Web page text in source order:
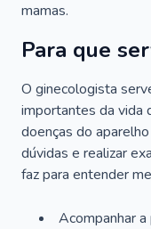
mamas.
Para que
O ginecologista
importantes da vida
doenças do
dúvidas e realizar
faz para entender
Acompanhar